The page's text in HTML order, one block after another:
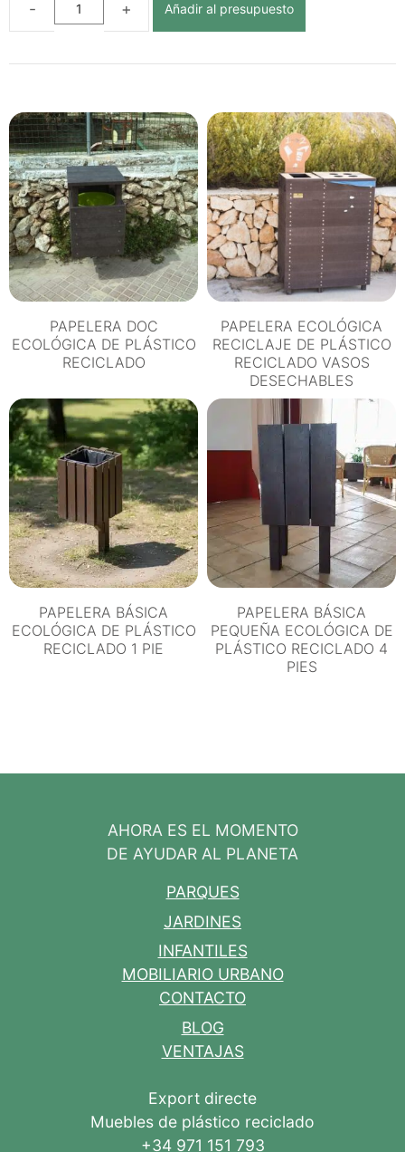
PAPELERA
VASOS
DE
PLÁSTICO
RECICLADO
cantidad
Añadir al presupuesto
PAPELERA DOC
ECOLÓGICA DE PLÁSTICO
RECICLADO
PAPELERA ECOLÓGICA
RECICLAJE DE PLÁSTICO
RECICLADO VASOS
DESECHABLES
PAPELERA BÁSICA
ECOLÓGICA DE PLÁSTICO
RECICLADO 1 PIE
PAPELERA BÁSICA
PEQUEÑA ECOLÓGICA DE
PLÁSTICO RECICLADO 4
PIES
AHORA ES EL MOMENTO
DE AYUDAR AL PLANETA
PARQUES
JARDINES
INFANTILES
MOBILIARIO URBANO
CONTACTO
BLOG
VENTAJAS
Export directe
Muebles de plástico reciclado
+34 971 151 793